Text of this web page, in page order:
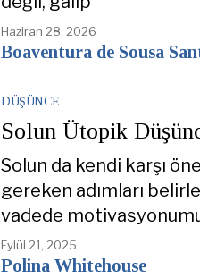
Haziran 28, 2026
Boaventura de Sousa
DÜŞÜNCE
Solun Ütopik
Solun da kendi karşı
gereken adımları
vadede
Eylül 21, 2025
Polina Whitehouse